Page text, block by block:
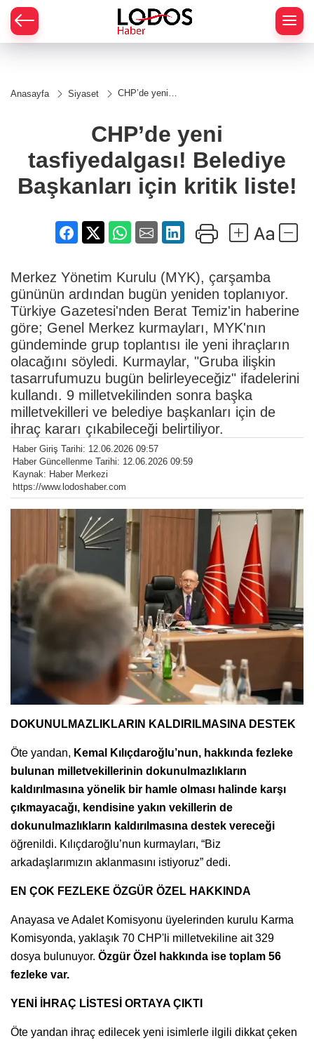
Anasayfa Siyaset
CHP’de yeni
Başkanları
için kritik liste!
CHP’de yeni
tasfiyedalgası! Belediye
Başkanları için kritik liste!
Merkez Yönetim Kurulu (MYK), çarşamba
gününün ardından bugün yeniden toplanıyor.
Türkiye Gazetesi'nden Berat Temiz'in haberine
göre; Genel Merkez kurmayları, MYK'nın
gündeminde grup toplantısı ile yeni ihraçların
olacağını söyledi. Kurmaylar, "Gruba ilişkin
tasarrufumuzu bugün belirleyeceğiz" ifadelerini
kullandı. 9 milletvekilinden sonra başka
milletvekilleri ve belediye başkanları için de
ihraç kararı çıkabileceği belirtiliyor.
Haber Giriş Tarihi: 12.06.2026 09:57
Haber Güncellenme Tarihi: 12.06.2026 09:59
Kaynak: Haber Merkezi
https://www.lodoshaber.com
DOKUNULMAZLIKLARIN KALDIRILMASINA DESTEK
Öte yandan, Kemal Kılıçdaroğlu’nun, hakkında fezleke
bulunan milletvekillerinin dokunulmazlıkların
kaldırılmasına yönelik bir hamle olması halinde karşı
çıkmayacağı, kendisine yakın vekillerin de
dokunulmazlıkların kaldırılmasına destek vereceği
öğrenildi. Kılıçdaroğlu’nun kurmayları, “Biz
arkadaşlarımızın aklanmasını istiyoruz” dedi.
EN ÇOK FEZLEKE ÖZGÜR ÖZEL HAKKINDA
Anayasa ve Adalet Komisyonu üyelerinden kurulu Karma
Komisyonda, yaklaşık 70 CHP'li milletvekiline ait 329
dosya bulunuyor. Özgür Özel hakkında ise toplam 56
fezleke var.
YENİ İHRAÇ LİSTESİ ORTAYA ÇIKTI
Öte yandan ihraç edilecek yeni isimlerle ilgili dikkat çeken